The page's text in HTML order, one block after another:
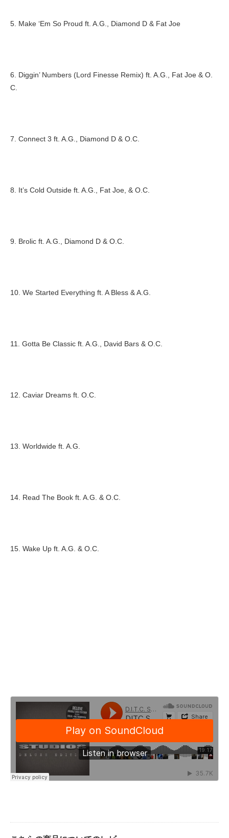
5. Make ‘Em So Proud ft. A.G., Diamond D & Fat Joe
6. Diggin’ Numbers (Lord Finesse Remix) ft. A.G., Fat Joe & O.
C.
7. Connect 3 ft. A.G., Diamond D & O.C.
8. It’s Cold Outside ft. A.G., Fat Joe, & O.C.
9. Brolic ft. A.G., Diamond D & O.C.
10. We Started Everything ft. A Bless & A.G.
11. Gotta Be Classic ft. A.G., David Bars & O.C.
12. Caviar Dreams ft. O.C.
13. Worldwide ft. A.G.
14. Read The Book ft. A.G. & O.C.
15. Wake Up ft. A.G. & O.C.